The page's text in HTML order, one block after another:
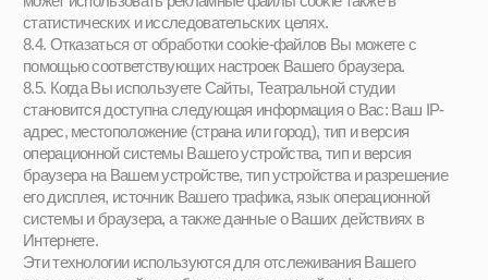
АНО «Поколение Оперение» / ИНН 9701195724
Дизайн: Настя Окунь
Политика
конфиденциальности /